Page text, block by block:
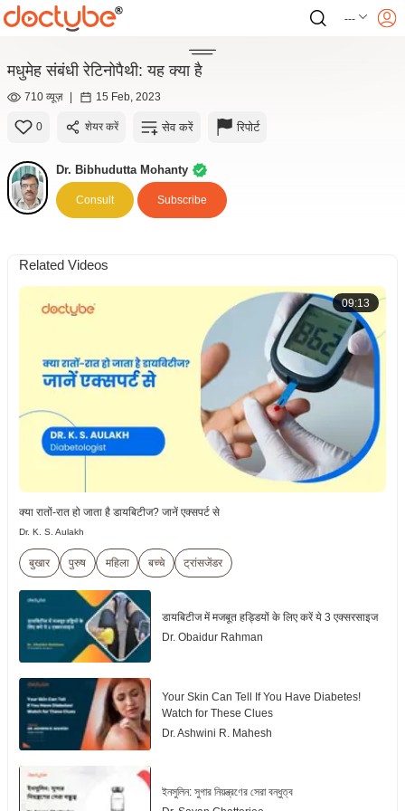
---
मधुमेह संबंधी रेटिनोपैथी: यह क्या है
710 व्यूज़ | 15 Feb, 2023
0 शेयर करें सेव करें रिपोर्ट
Dr. Bibhudutta Mohanty
Consult Subscribe
Related Videos
09:13
क्या रातों-रात हो जाता है डायबिटीज? जानें एक्सपर्ट से
Dr. K. S. Aulakh
बुखार पुरुष महिला बच्चे ट्रांसजेंडर
डायबिटीज में मजबूत हड्डियों के लिए करें ये 3 एक्सरसाइज
Dr. Obaidur Rahman
Your Skin Can Tell If You Have Diabetes!
Watch for These Clues
Dr. Ashwini R. Mahesh
ইনসুলিন: সুগার নিয়ন্ত্রণের সেরা বন্ধুত্ব